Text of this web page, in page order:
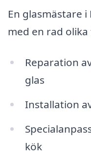
En glasmästare
med en rad
Reparation
glas
Installation
kök